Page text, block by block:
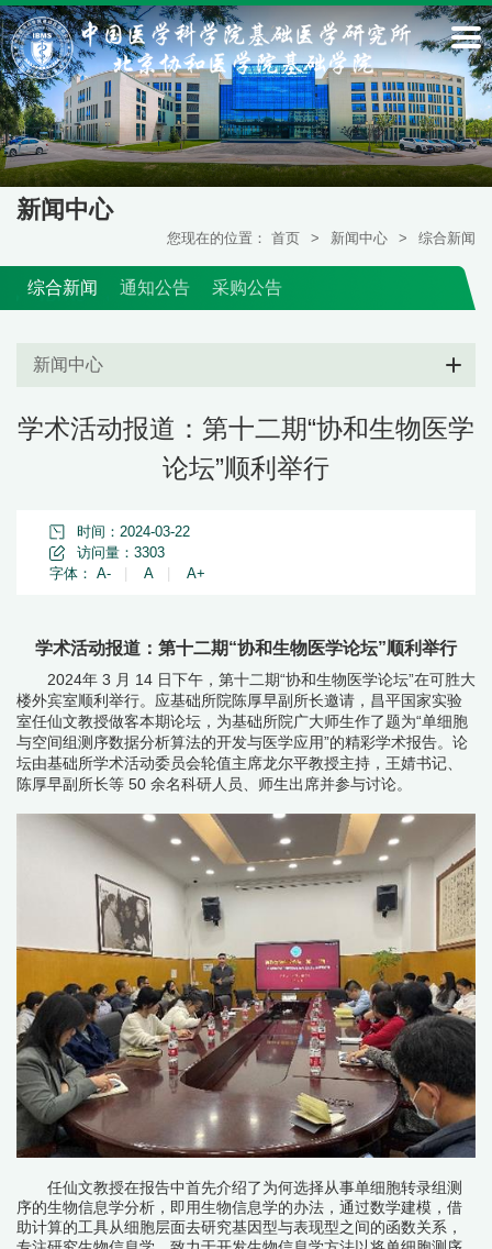
新闻中心
您现在的位置： 首页 > 新闻中心 > 综合新闻
综合新闻 通知公告 采购公告
新闻中心
学术活动报道：第十二期“协和生物医学
论坛”顺利举行
时间：2024-03-22
访问量： 3303
字体： A- A A+
学术活动报道：第十二期“协和生物医学论坛”顺利举行
2024年 3 月 14 日下午，第十二期“协和生物医学论坛”在可胜大
楼外宾室顺利举行。应基础所院陈厚早副所长邀请，昌平国家实验
室任仙文教授做客本期论坛，为基础所院广大师生作了题为“单细胞
与空间组测序数据分析算法的开发与医学应用”的精彩学术报告。论
坛由基础所学术活动委员会轮值主席龙尔平教授主持，王婧书记、
陈厚早副所长等 50 余名科研人员、师生出席并参与讨论。
任仙文教授在报告中首先介绍了为何选择从事单细胞转录组测
序的生物信息学分析，即用生物信息学的办法，通过数学建模，借
助计算的工具从细胞层面去研究基因型与表现型之间的函数关系，